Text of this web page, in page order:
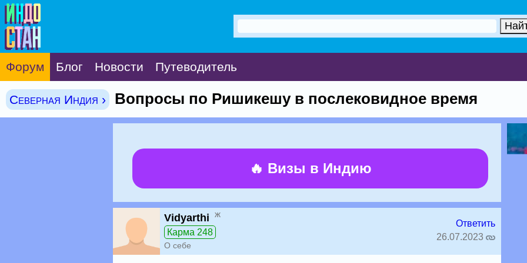
Форум Блог Новости Путеводитель
Северная Индия › Вопросы по Ришикешу в послековидное время
🔥 Визы в Индию
Vidyarthi ж
Карма 248
О себе
Ответить
26.07.2023